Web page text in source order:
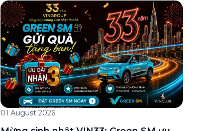
01 August 2026